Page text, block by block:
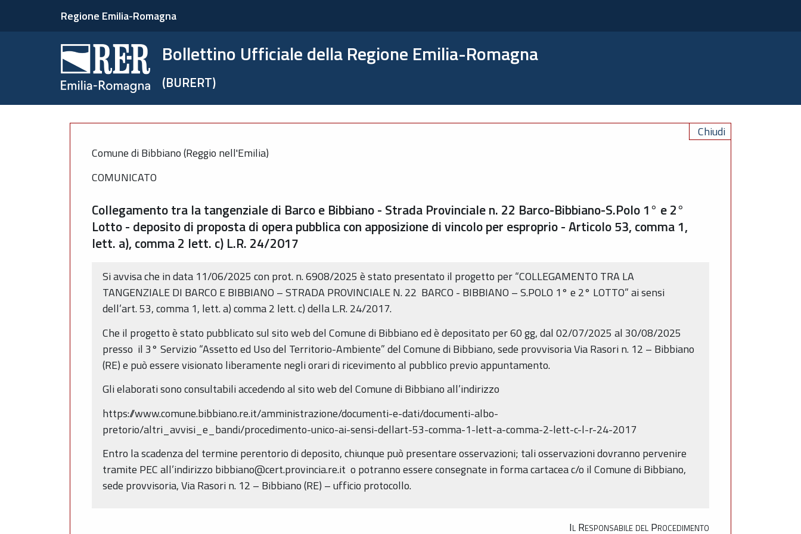
Regione Emilia-Romagna
Bollettino Ufficiale della Regione Emilia-Romagna
(BURERT)
Chiudi
Comune di Bibbiano (Reggio nell'Emilia)
COMUNICATO
Collegamento tra la tangenziale di Barco e Bibbiano - Strada Provinciale n. 22 Barco-Bibbiano-S.Polo 1° e 2°
Lotto - deposito di proposta di opera pubblica con apposizione di vincolo per esproprio - Articolo 53, comma 1,
lett. a), comma 2 lett. c) L.R. 24/2017
Si avvisa che in data 11/06/2025 con prot. n. 6908/2025 è stato presentato il progetto per “COLLEGAMENTO TRA LA
TANGENZIALE DI BARCO E BIBBIANO – STRADA PROVINCIALE N. 22 BARCO - BIBBIANO – S.POLO 1° e 2° LOTTO” ai sensi
dell’art. 53, comma 1, lett. a) comma 2 lett. c) della L.R. 24/2017.
Che il progetto è stato pubblicato sul sito web del Comune di Bibbiano ed è depositato per 60 gg, dal 02/07/2025 al 30/08/2025
presso il 3° Servizio “Assetto ed Uso del Territorio-Ambiente” del Comune di Bibbiano, sede provvisoria Via Rasori n. 12 – Bibbiano
(RE) e può essere visionato liberamente negli orari di ricevimento al pubblico previo appuntamento.
Gli elaborati sono consultabili accedendo al sito web del Comune di Bibbiano all’indirizzo
https://www.comune.bibbiano.re.it/amministrazione/documenti-e-dati/documenti-albo-
pretorio/altri_avvisi_e_bandi/procedimento-unico-ai-sensi-dellart-53-comma-1-lett-a-comma-2-lett-c-l-r-24-2017
Entro la scadenza del termine perentorio di deposito, chiunque può presentare osservazioni; tali osservazioni dovranno pervenire
tramite PEC all’indirizzo bibbiano@cert.provincia.re.it o potranno essere consegnate in forma cartacea c/o il Comune di Bibbiano,
sede provvisoria, Via Rasori n. 12 – Bibbiano (RE) – ufficio protocollo.
Il Responsabile del Procedimento